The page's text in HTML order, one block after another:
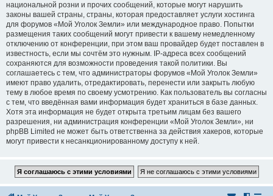
национальной розни и прочих сообщений, которые могут нарушить
законы вашей страны, страны, которая предоставляет услуги хостинга
для форумов «Мой Уголок Земли» или международное право. Попытки
размещения таких сообщений могут привести к вашему немедленному
отключению от конференции, при этом ваш провайдер будет поставлен в
известность, если мы сочтём это нужным. IP-адреса всех сообщений
сохраняются для возможности проведения такой политики. Вы
соглашаетесь с тем, что администраторы форумов «Мой Уголок Земли»
имеют право удалить, отредактировать, перенести или закрыть любую
тему в любое время по своему усмотрению. Как пользователь вы согласны
с тем, что введённая вами информация будет храниться в базе данных.
Хотя эта информация не будет открыта третьим лицам без вашего
разрешения, ни администрация конференции «Мой Уголок Земли», ни
phpBB Limited не может быть ответственна за действия хакеров, которые
могут привести к несанкционированному доступу к ней.